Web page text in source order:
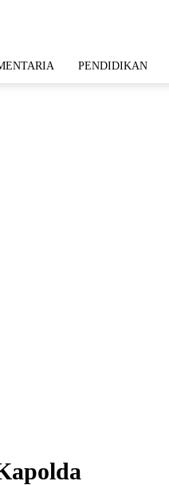
PENDIDIKAN